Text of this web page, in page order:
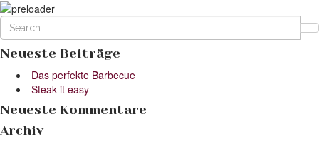
Neueste Beiträge
Das perfekte Barbecue
Steak it easy
Neueste Kommentare
Archiv